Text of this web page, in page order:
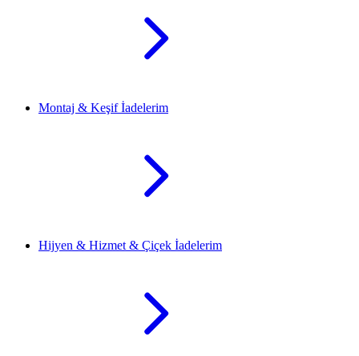
Montaj & Keşif İadelerim
Hijyen & Hizmet & Çiçek İadelerim